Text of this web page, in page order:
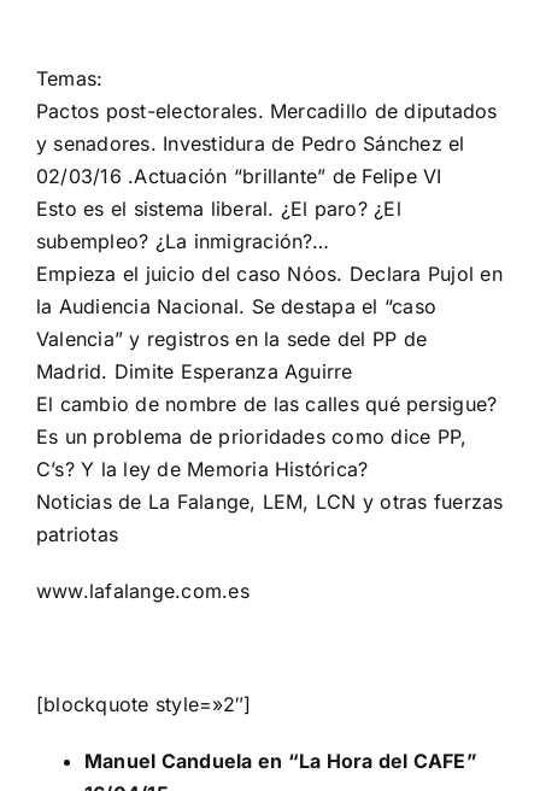
Temas:
Pactos post-electorales. Mercadillo de diputados
y senadores. Investidura de Pedro Sánchez el
02/03/16 .Actuación “brillante” de Felipe VI
Esto es el sistema liberal. ¿El paro? ¿El
subempleo? ¿La inmigración?…
Empieza el juicio del caso Nóos. Declara Pujol en
la Audiencia Nacional. Se destapa el “caso
Valencia” y registros en la sede del PP de
Madrid. Dimite Esperanza Aguirre
El cambio de nombre de las calles qué persigue?
Es un problema de prioridades como dice PP,
C’s? Y la ley de Memoria Histórica?
Noticias de La Falange, LEM, LCN y otras fuerzas
patriotas
www.lafalange.com.es
[blockquote style=»2″]
Manuel Canduela en “La Hora del CAFE”